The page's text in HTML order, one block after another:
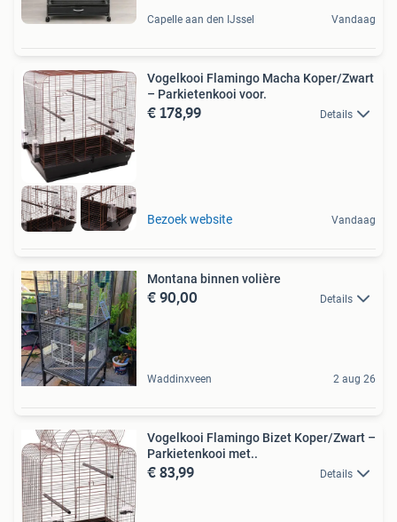
Capelle aan den IJssel Vandaag
Vogelkooi Flamingo Macha Koper/Zwart
– Parkietenkooi voor.
€ 178,99 Details
Bezoek website Vandaag
Montana binnen volière
€ 90,00 Details
Waddinxveen 2 aug 26
Vogelkooi Flamingo Bizet Koper/Zwart –
Parkietenkooi met..
€ 83,99 Details